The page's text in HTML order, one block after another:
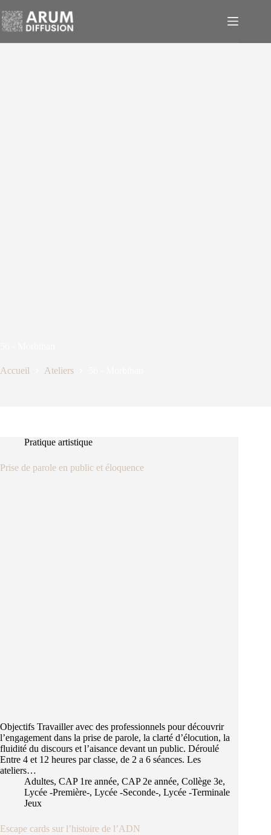
Accueil Ateliers
Pratique artistique
Prise de parole en public et éloquence
Objectifs Travailler avec des professionnels pour découvrir
l’engagement dans la prise de parole, la clarté d’élocution, la
fluidité du discours et l’aisance devant un public. Déroulé
Entre 4 et 12 heures par classe, de 2 a 6 séances. Les
ateliers…
Adultes, CAP 1re année, CAP 2e année, Collège 3e,
Lycée -Première-, Lycée -Seconde-, Lycée -Terminale
Jeux
Escape cards sur l’histoire de l’ADN